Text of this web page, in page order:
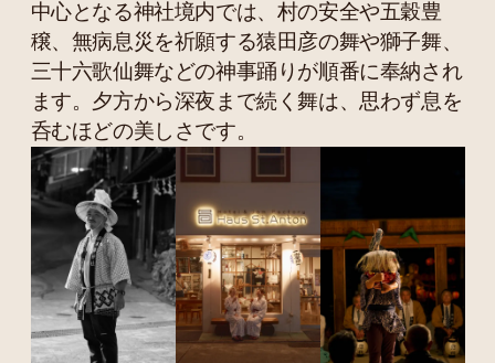
中心となる神社境内では、村の安全や五穀豊
穣、無病息災を祈願する猿田彦の舞や獅子舞、
三十六歌仙舞などの神事踊りが順番に奉納され
ます。夕方から深夜まで続く舞は、思わず息を
呑むほどの美しさです。